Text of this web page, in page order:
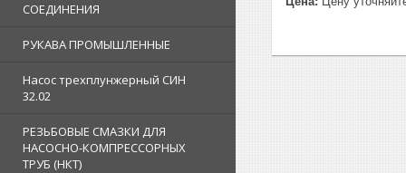
СОЕДИНЕНИЯ
РУКАВА ПРОМЫШЛЕННЫЕ
Насос трехплунжерный СИН
32.02
РЕЗЬБОВЫЕ СМАЗКИ ДЛЯ
НАСОСНО-КОМПРЕССОРНЫХ
ТРУБ (НКТ)